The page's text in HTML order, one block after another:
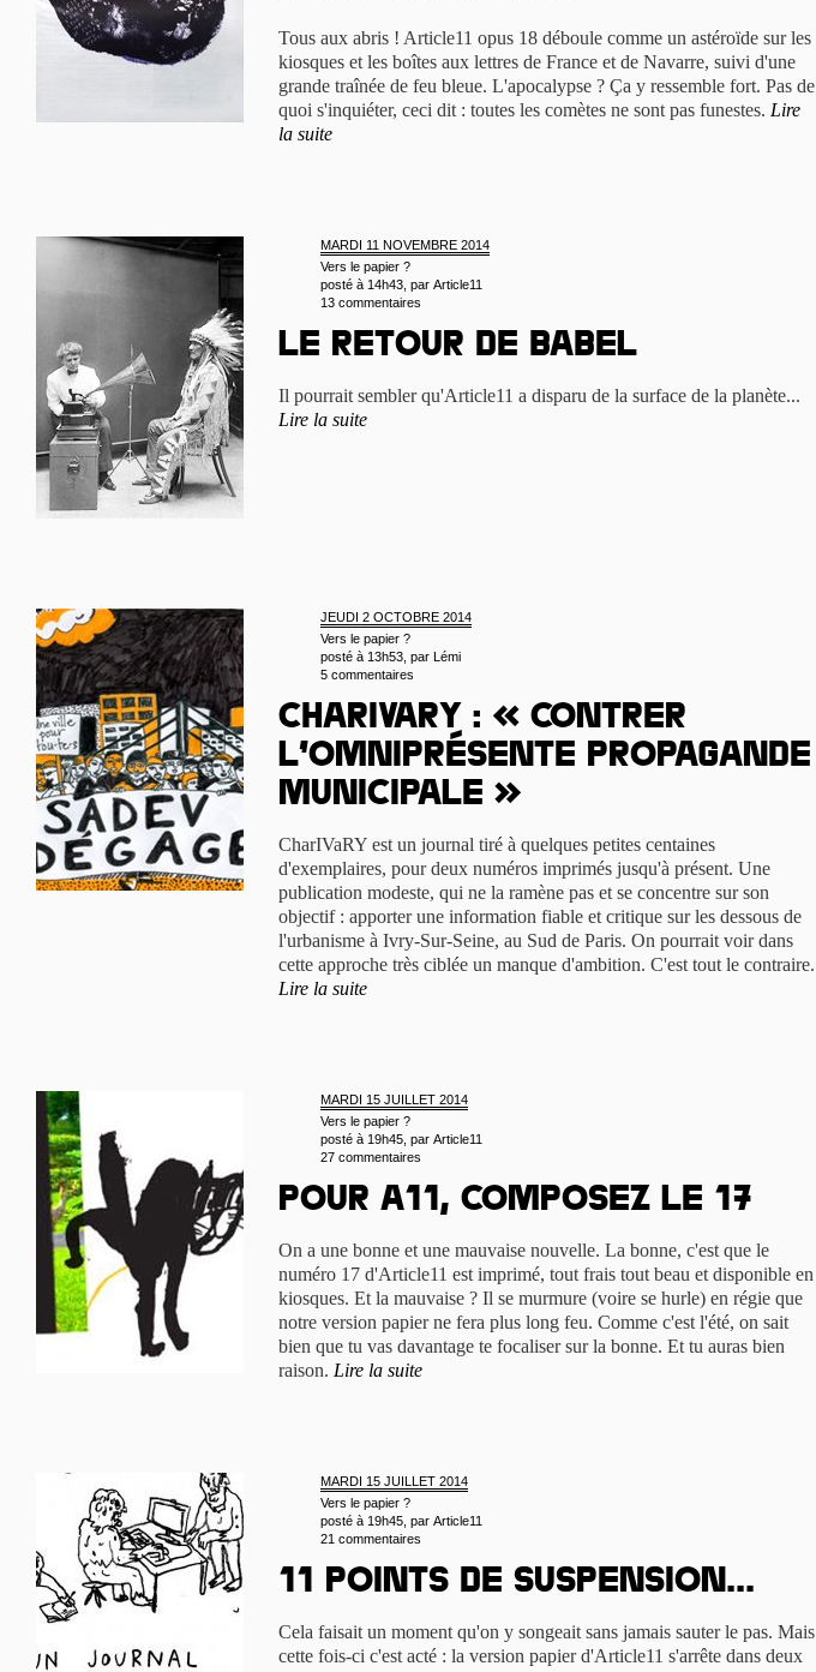
Tous aux abris ! Article11 opus 18 déboule comme un astéroïde sur les
kiosques et les boîtes aux lettres de France et de Navarre, suivi d'une
grande traînée de feu bleue. L'apocalypse ? Ça y ressemble fort. Pas de
quoi s'inquiéter, ceci dit : toutes les comètes ne sont pas funestes. Lire
la suite
MARDI 11 NOVEMBRE 2014
Vers le papier ?
posté à 14h43, par Article11
13 commentaires
Le retour de Babel
Il pourrait sembler qu'Article11 a disparu de la surface de la planète...
Lire la suite
JEUDI 2 OCTOBRE 2014
Vers le papier ?
posté à 13h53, par Lémi
5 commentaires
CharIVaRY : « Contrer
l’omniprésente propagande
municipale »
CharIVaRY est un journal tiré à quelques petites centaines
d'exemplaires, pour deux numéros imprimés jusqu'à présent. Une
publication modeste, qui ne la ramène pas et se concentre sur son
objectif : apporter une information fiable et critique sur les dessous de
l'urbanisme à Ivry-Sur-Seine, au Sud de Paris. On pourrait voir dans
cette approche très ciblée un manque d'ambition. C'est tout le contraire.
Lire la suite
MARDI 15 JUILLET 2014
Vers le papier ?
posté à 19h45, par Article11
27 commentaires
Pour A11, composez le 17
On a une bonne et une mauvaise nouvelle. La bonne, c'est que le
numéro 17 d'Article11 est imprimé, tout frais tout beau et disponible en
kiosques. Et la mauvaise ? Il se murmure (voire se hurle) en régie que
notre version papier ne fera plus long feu. Comme c'est l'été, on sait
bien que tu vas davantage te focaliser sur la bonne. Et tu auras bien
raison. Lire la suite
MARDI 15 JUILLET 2014
Vers le papier ?
posté à 19h45, par Article11
21 commentaires
11 points de suspension...
Cela faisait un moment qu'on y songeait sans jamais sauter le pas. Mais
cette fois-ci c'est acté : la version papier d'Article11 s'arrête dans deux